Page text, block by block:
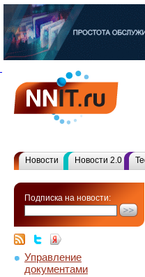
Новости Новости 2.0
Подписка на новости:
Управление
документами